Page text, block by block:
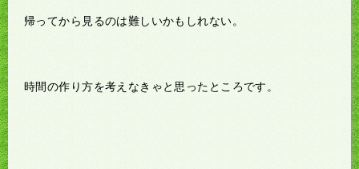
帰ってから見るのは難しいかもしれない。
時間の作り方を考えなきゃと思ったところです。